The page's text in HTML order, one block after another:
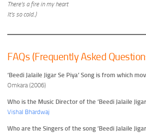
There’s a fire in my heart
It’s so cold..)
FAQs (Frequently Asked
‘Beedi Jalaile Jigar Se Piya’ Song is from which
Omkara (2006)
Who is the Music Director of the ‘Beedi Jalaile Jigar
Vishal Bhardwaj
Who are the Singers of the song ‘Beedi Jalaile Jigar